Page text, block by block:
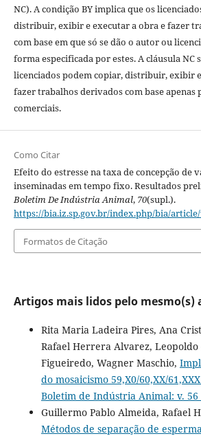
NC). A condição BY implica que os
distribuir, exibir e executar a obra e fazer
com base em que só se dão o autor ou
forma especificada por estes. A cláusula NC
licenciados podem copiar, distribuir, exibir
fazer trabalhos derivados com base apenas
comerciais.
Como Citar
Efeito do estresse na taxa de concepção de
inseminadas em tempo fixo. Resultados
Boletim De Indústria Animal, 70(supl.).
https://bia.iz.sp.gov.br/index.php/bia/
Formatos de Citação
Artigos mais lidos pelo mesmo(s)
Rita Maria Ladeira Pires, Ana
Rafael Herrera Alvarez,
Figueiredo, Wagner Maschio,
do mosaicismo 59,X0/60,XX/
Boletim de Indústria Animal: v. 56
Guillermo Pablo Almeida, Rafael
Métodos de separação de